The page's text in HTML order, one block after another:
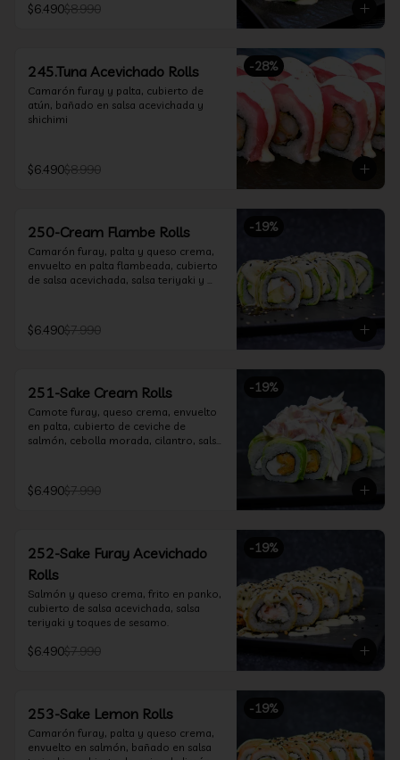
$6.490$8.990
-28%
245.Tuna Acevichado Rolls
Camarón furay y palta, cubierto de
atún, bañado en salsa acevichada y
shichimi
$6.490$8.990
-19%
250-Cream Flambe Rolls
Camarón furay, palta y queso crema,
envuelto en palta flambeada, cubierto
de salsa acevichada, salsa teriyaki y
$6.490$7.990
-19%
251-Sake Cream Rolls
Camote furay, queso crema, envuelto
en palta, cubierto de ceviche de
salmón, cebolla morada, cilantro, salsa
$6.490$7.990
-19%
252-Sake Furay Acevichado
Rolls
Salmón y queso crema, frito en panko,
cubierto de salsa acevichada, salsa
teriyaki y toques de sesamo.
$6.490$7.990
-19%
253-Sake Lemon Rolls
Camarón furay, palta y queso crema,
envuelto en salmón, bañado en salsa